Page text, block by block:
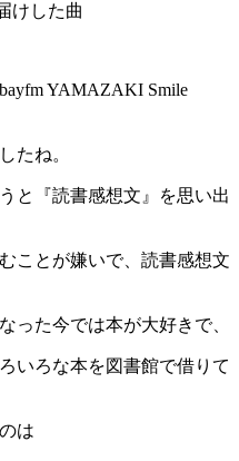
けした曲
YAMAZAKI Smile
たね。
と『読書感想文』を思い出
ことが嫌いで、読書感想文
った今では本が大好きで、
いろな本を図書館で借りて
は